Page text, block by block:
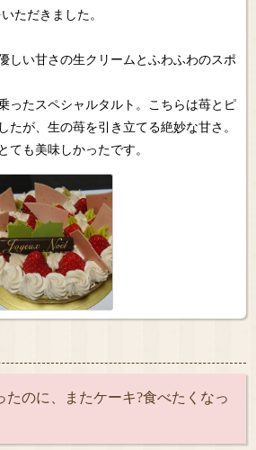
ただきました。
しい甘さの生クリームとふわふわのスポ
ったスペシャルタルト。こちらは苺とピ
たが、生の苺を引き立てる絶妙な甘さ。
ても美味しかったです。
たのに、またケーキ?食べたくなっ